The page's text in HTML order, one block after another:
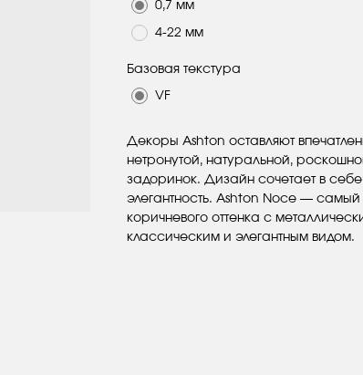
0,7 мм
4-22 мм
Базовая текстура
VF
Декоры Ashton оставляют
нетронутой, натуральной,
задоринок. Дизайн сочетает в
элегантность. Ashton Noce —
коричневого оттенка с
классическим и элегантным видом.